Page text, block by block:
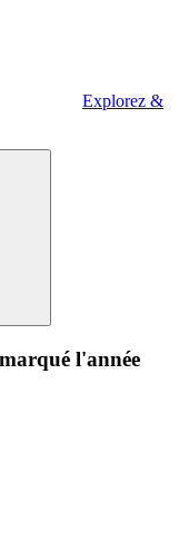
Explorez &
l'année